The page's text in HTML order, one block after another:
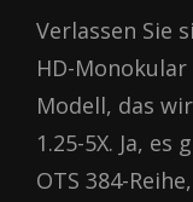
Verlassen Sie
HD-
Modell, das
1.25-5X. Ja,
OTS 384-